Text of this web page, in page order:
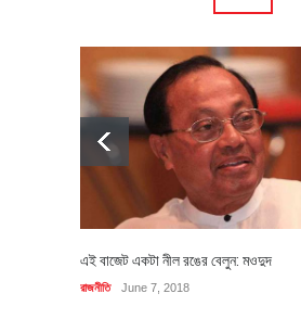
এই বাজেট একটা নীল রঙের বেলুন: মওদুদ
রাজনীতি June 7, 2018